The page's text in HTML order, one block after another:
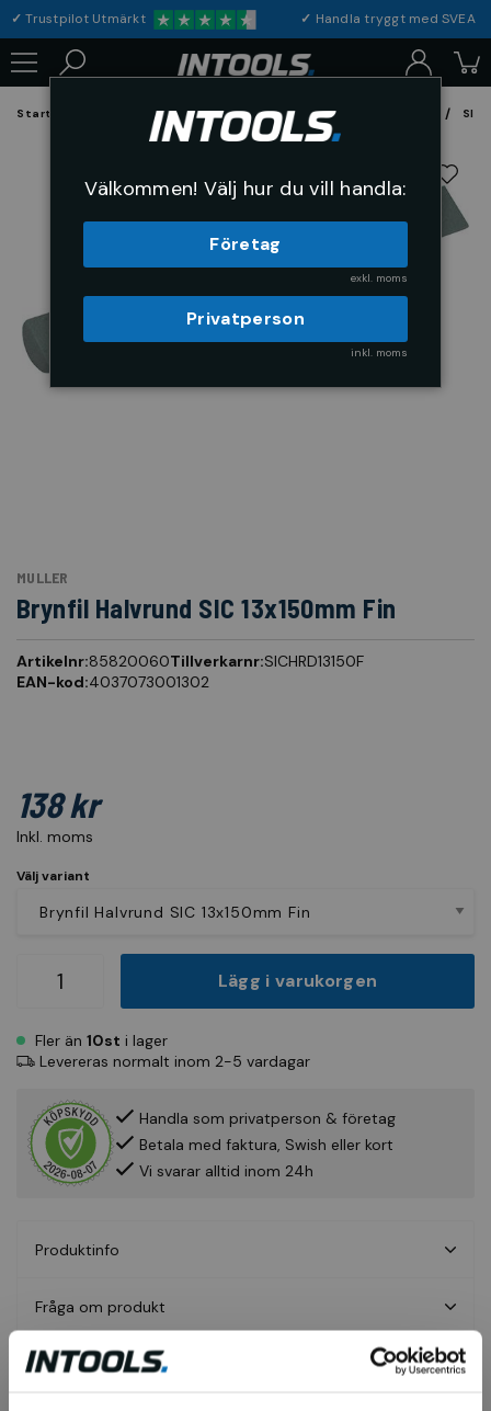
✓Trustpilot Utmärkt ✓ Handla tryggt med
Startsida Förbrukning & Maskintillbehör Fil, Slip och Borstar
MULLER
Brynfil Halvrund SIC 13x150mm Fin
Artikelnr:85820060Tillverkarnr:SICHRD13150F
EAN-kod:4037073001302
Inkl. moms
138 kr
Välj variant
Lägg i varukorgen
Fler än 10st i lager
Levereras normalt inom 2-5 vardagar
Handla som privatperson & företag
Betala med faktura, Swish eller kort
Vi svarar alltid inom 24h
Produktinfo
Fråga om produkt
Recensioner
Välkommen! Välj hur du vill handla:
Företag
exkl. moms
Privatperson
inkl. moms